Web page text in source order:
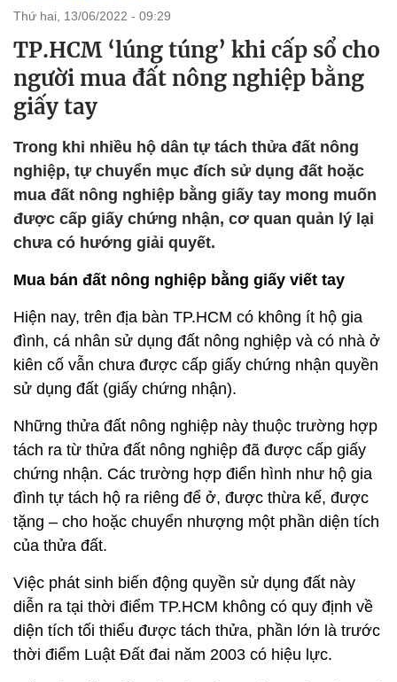
thứ hai, 13/06/2022 - 09:29
TP.HCM ‘lúng túng’ khi cấp sổ cho
người mua đất nông nghiệp bằng
giấy tay
Trong khi nhiều hộ dân tự tách thửa đất nông
nghiệp, tự chuyển mục đích sử dụng đất hoặc
mua đất nông nghiệp bằng giấy tay mong muốn
được cấp giấy chứng nhận, cơ quan quản lý lại
chưa có hướng giải quyết.
Mua bán đất nông nghiệp bằng giấy viết tay
Hiện nay, trên địa bàn TP.HCM có không ít hộ gia
đình, cá nhân sử dụng đất nông nghiệp và có nhà ở
kiên cố vẫn chưa được cấp giấy chứng nhận quyền
sử dụng đất (giấy chứng nhận).
Những thửa đất nông nghiệp này thuộc trường hợp
tách ra từ thửa đất nông nghiệp đã được cấp giấy
chứng nhận. Các trường hợp điển hình như hộ gia
đình tự tách hộ ra riêng để ở, được thừa kế, được
tặng – cho hoặc chuyển nhượng một phần diện tích
của thửa đất.
Việc phát sinh biến động quyền sử dụng đất này
diễn ra tại thời điểm TP.HCM không có quy định về
diện tích tối thiểu được tách thửa, phần lớn là trước
thời điểm Luật Đất đai năm 2003 có hiệu lực.